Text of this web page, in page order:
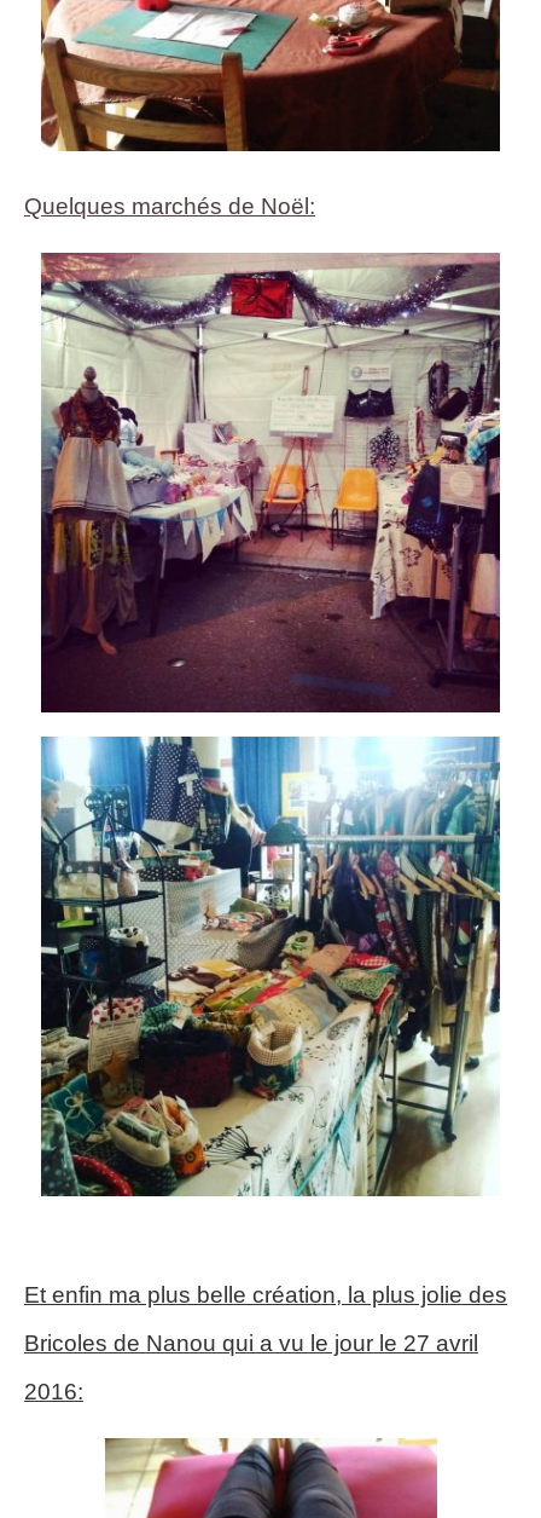
Quelques marchés de Noël:
Et enfin ma plus belle création, la plus jolie des
Bricoles de Nanou qui a vu le jour le 27 avril
2016: